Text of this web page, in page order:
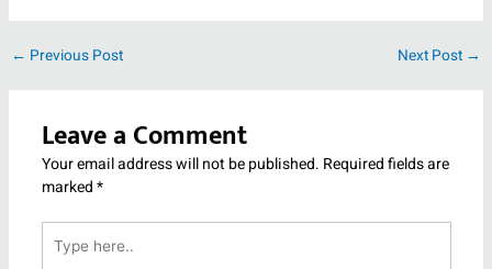
← Previous Post Next Post →
Leave a Comment
Your email address will not be published. Required fields are
marked*
here..